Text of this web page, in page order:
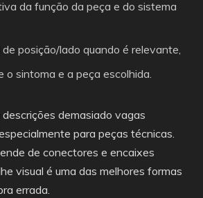
da função da peça e do sistema
posição/lado quando é relevante,
o sintoma e a peça escolhida.
demasiado vagas
para peças técnicas.
de conectores e encaixes
visual é uma das melhores formas
errada.